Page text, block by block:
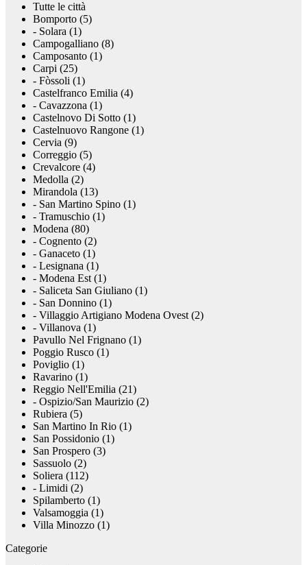
Tutte le città
Bomporto (5)
- Solara (1)
Campogalliano (8)
Camposanto (1)
Carpi (25)
- Fòssoli (1)
Castelfranco Emilia (4)
- Cavazzona (1)
Castelnovo Di Sotto (1)
Castelnuovo Rangone (1)
Cervia (9)
Correggio (5)
Crevalcore (4)
Medolla (2)
Mirandola (13)
- San Martino Spino (1)
- Tramuschio (1)
Modena (80)
- Cognento (2)
- Ganaceto (1)
- Lesignana (1)
- Modena Est (1)
- Saliceta San Giuliano (1)
- San Donnino (1)
- Villaggio Artigiano Modena Ovest (2)
- Villanova (1)
Pavullo Nel Frignano (1)
Poggio Rusco (1)
Poviglio (1)
Ravarino (1)
Reggio Nell'Emilia (21)
- Ospizio/San Maurizio (2)
Rubiera (5)
San Martino In Rio (1)
San Possidonio (1)
San Prospero (3)
Sassuolo (2)
Soliera (112)
- Limidi (2)
Spilamberto (1)
Valsamoggia (1)
Villa Minozzo (1)
Categorie